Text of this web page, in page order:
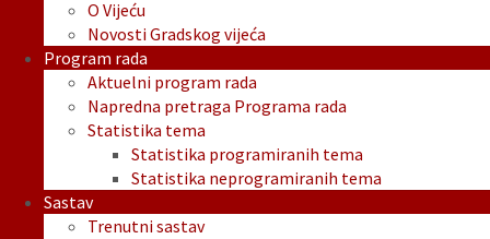
O Vijeću
Novosti Gradskog vijeća
Program rada
Aktuelni program rada
Napredna pretraga Programa rada
Statistika tema
Statistika programiranih tema
Statistika neprogramiranih tema
Sastav
Trenutni sastav